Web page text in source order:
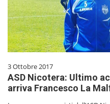
3 Ottobre 2017
ASD Nicotera: Ultimo
arriva Francesco La